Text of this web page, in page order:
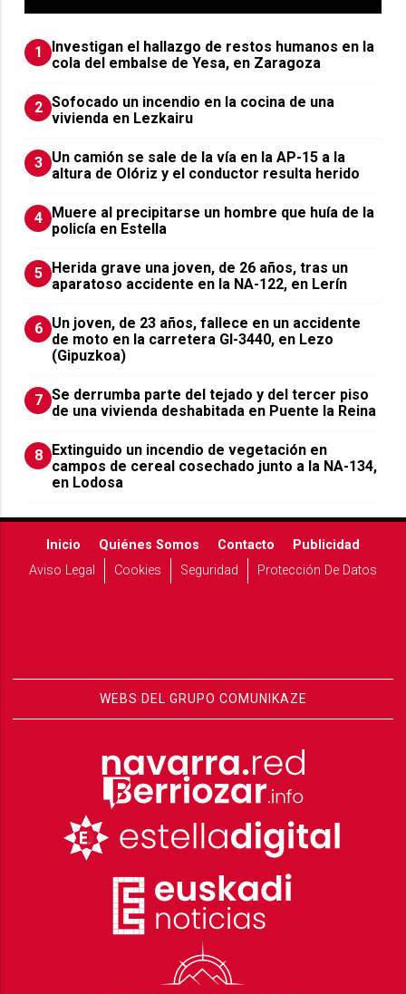
1
Investigan el hallazgo de restos humanos en la
cola del embalse de Yesa, en Zaragoza
2 Sofocado un incendio en la cocina de una
vivienda en Lezkairu
3 Un camión se sale de la vía en la AP-15 a la
altura de Olóriz y el conductor resulta herido
4 Muere al precipitarse un hombre que huía de la
policía en Estella
5 Herida grave una joven, de 26 años, tras un
aparatoso accidente en la NA-122, en Lerín
6 Un joven, de 23 años, fallece en un accidente
de moto en la carretera GI-3440, en Lezo
(Gipuzkoa)
7 Se derrumba parte del tejado y del tercer piso
de una vivienda deshabitada en Puente la Reina
8 Extinguido un incendio de vegetación en
campos de cereal cosechado junto a la NA-134,
en Lodosa
Inicio Quiénes Somos Contacto
Publicidad
Aviso Legal
Cookies Seguridad Protección De Datos
WEBS DEL GRUPO COMUNIKAZE